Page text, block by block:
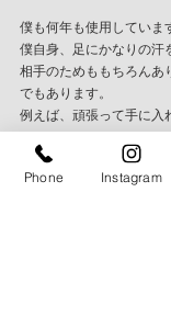
僕も何年も使用していま
僕自身、足にかなりの汗
相手のためももちろんあ
でもあります。
例えば、頑張って手に
Phone Instagram